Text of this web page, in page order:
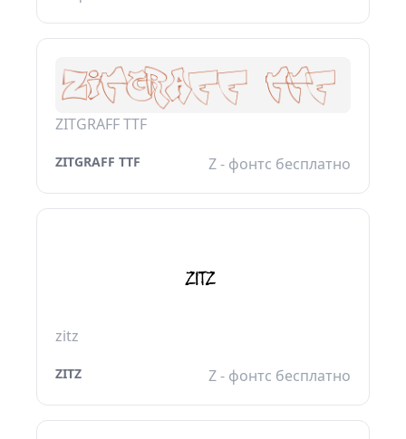
ZITGRAFF TTF
ZITGRAFF TTF Z - фонтс бесплатно
zitz
ZITZ Z - фонтс бесплатно